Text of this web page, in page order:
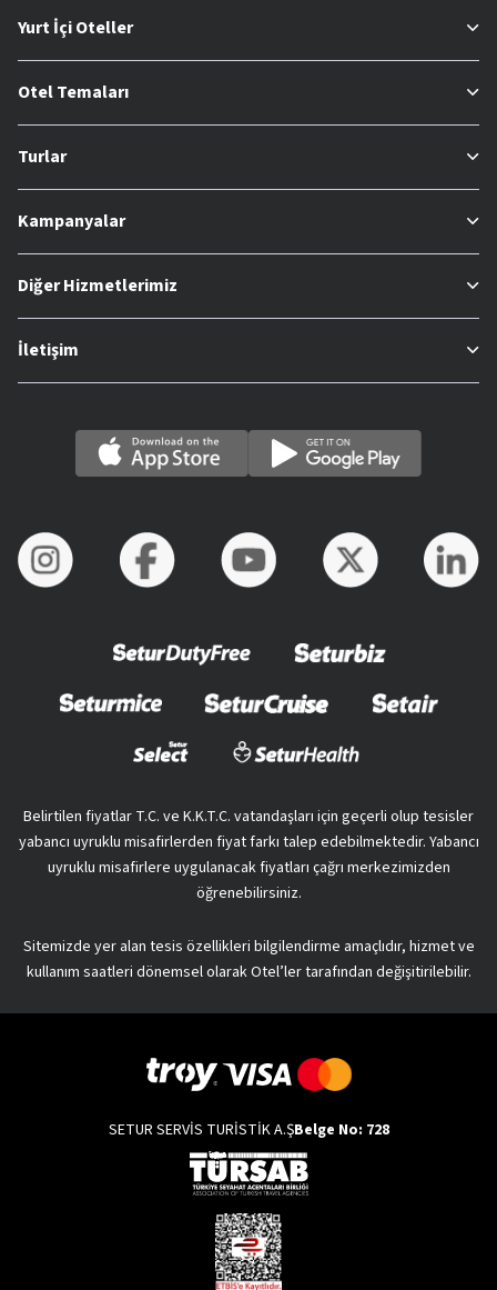
Yurt İçi Oteller
Otel Temaları
Turlar
Kampanyalar
Diğer Hizmetlerimiz
İletişim
Belirtilen fiyatlar T.C. ve K.K.T.C. vatandaşları için geçerli olup tesisler
yabancı uyruklu misafirlerden fiyat farkı talep edebilmektedir. Yabancı
uyruklu misafirlere uygulanacak fiyatları çağrı merkezimizden
öğrenebilirsiniz.
Sitemizde yer alan tesis özellikleri bilgilendirme amaçlıdır, hizmet ve
kullanım saatleri dönemsel olarak Otel’ler tarafından değişitirilebilir.
SETUR SERVİS TURİSTİK A.ŞBelge No: 728